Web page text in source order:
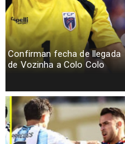
Confirman fecha de llegada
de Vozinha a Colo Colo